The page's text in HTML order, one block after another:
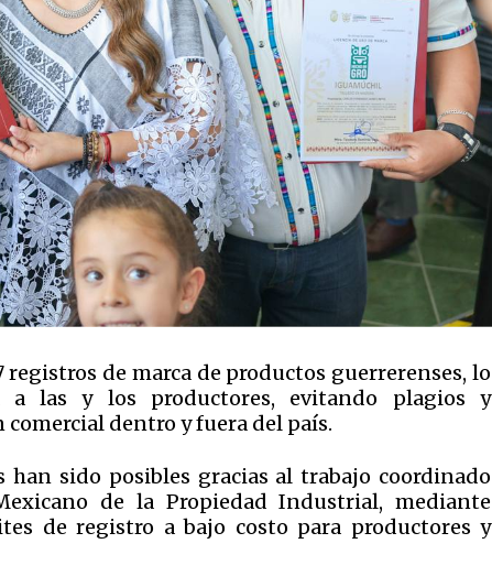
de marca de productos guerrerenses, lo
las y los productores, evitando plagios y
dentro y fuera del país.
han sido posibles gracias al trabajo coordinado
de la Propiedad Industrial, mediante
de registro a bajo costo para productores y